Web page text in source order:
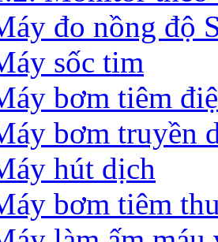
đo nồng độ
sốc tim
bơm tiêm
bơm truyền
hút dịch
bơm tiêm